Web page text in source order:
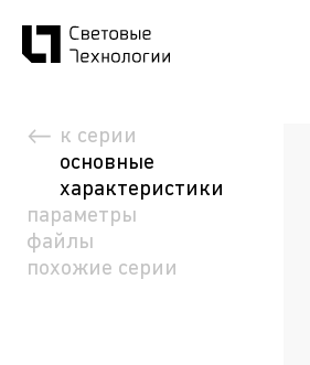
к серии
основные
характеристики
параметры
файлы
похожие серии